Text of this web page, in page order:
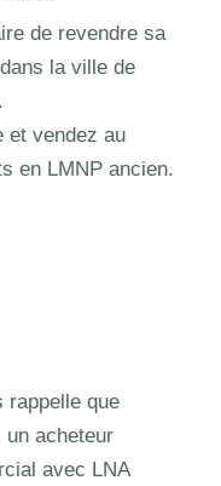
de revendre sa
la ville de
et vendez au
en LMNP ancien.
rappelle que
un acheteur
avec LNA